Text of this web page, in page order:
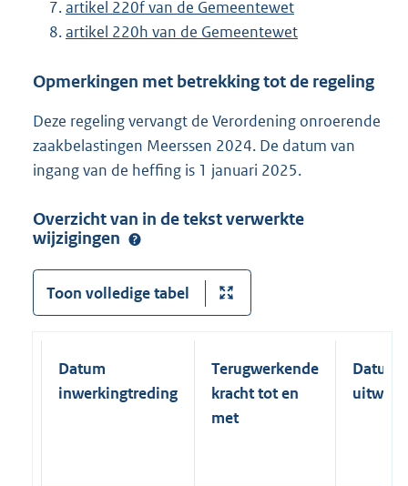
artikel 220f van de Gemeentewet
artikel 220h van de Gemeentewet
Opmerkingen met betrekking tot de regeling
Deze regeling vervangt de Verordening onroerende
zaakbelastingen Meerssen 2024. De datum van
ingang van de heffing is 1 januari 2025.
Overzicht van in de tekst verwerkte
wijzigingen
Toon volledige tabel
Datum
inwerkingtreding
Terugwerkende
kracht tot en
met
Datum